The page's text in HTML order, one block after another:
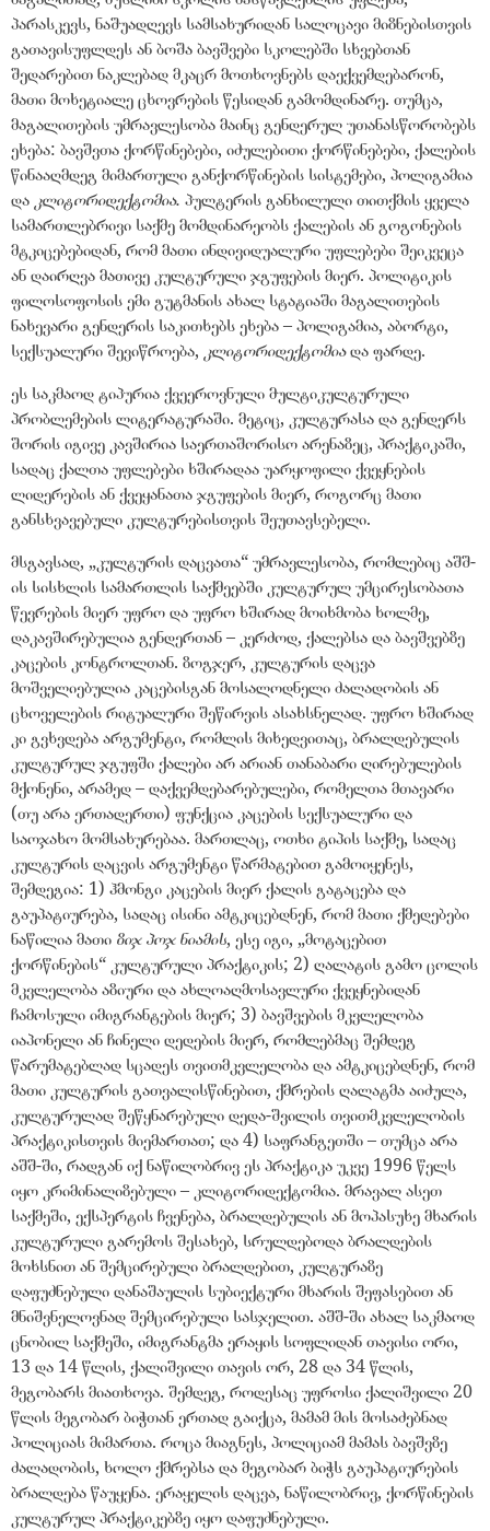
პარასკევს, ნაშუადღევს სამსახურიდან სალოცავი მიზნებისთვის
გათავისუფლდეს ან ბოშა ბავშვები სკოლებში სხვებთან
შედარებით ნაკლებად მკაცრ მოთხოვნებს დაექვემდებარონ,
მათი მოხეტიალე ცხოვრების წესიდან გამომდინარე. თუმცა,
მაგალითების უმრავლესობა მაინც გენდერულ უთანასწორობებს
ეხება: ბავშვთა ქორწინებები, იძულებითი ქორწინებები, ქალების
წინააღმდეგ მიმართული განქორწინების სისტემები, პოლიგამია
დაკლიტორიდექტომია. პულტერის განხილული თითქმის ყველა
სამართლებრივი საქმე მომდინარეობს ქალების ან გოგონების
მტკიცებებიდან, რომ მათი ინდივიდუალური უფლებები შეიკვეცა
ან დაირღვა მათივე კულტურული ჯგუფების მიერ. პოლიტიკის
ფილოსოფოსის ემი გუტმანის ახალ სტატიაში მაგალითების
ნახევარი გენდერის საკითხებს ეხება – პოლიგამია, აბორტი,
სექსუალური შევიწროება, კლიტორიდექტომიადა ფარდე.
ეს საკმაოდ ტიპურია ქვეეროვნული მულტიკულტურული
პრობლემების ლიტერატურაში. მეტიც, კულტურასა და გენდერს
შორის იგივე კავშირია საერთაშორისო არენაზეც, პრაქტიკაში,
სადაც ქალთა უფლებები ხშირადაა უარყოფილი ქვეყნების
ლიდერების ან ქვეყანათა ჯგუფების მიერ, როგორც მათი
განსხვავებული კულტურებისთვის შეუთავსებელი.
მსგავსად, „კულტურის დაცვათა“ უმრავლესობა, რომლებიც აშშ-
ის სისხლის სამართლის საქმეებში კულტურულ უმცირესობათა
წევრების მიერ უფრო და უფრო ხშირად მოიხმობა ხოლმე,
დაკავშირებულია გენდერთან – კერძოდ, ქალებსა და ბავშვებზე
კაცების კონტროლთან. ზოგჯერ, კულტურის დაცვა
მოშველიებულია კაცებისგან მოსალოდნელი ძალადობის ან
ცხოველების რიტუალური შეწირვის ასახსნელად. უფრო ხშირად
კი გვხვდება არგუმენტი, რომლის მიხედვითაც, ბრალდებულის
კულტურულ ჯგუფში ქალები არ არიან თანაბარი ღირებულების
მქონენი, არამედ – დაქვემდებარებულები, რომელთა მთავარი
(თუ არა ერთადერთი) ფუნქცია კაცების სექსუალური და
საოჯახო მომსახურებაა. მართლაც, ოთხი ტიპის საქმე, სადაც
კულტურის დაცვის არგუმენტი წარმატებით გამოიყენეს,
შემდეგია: 1) ჰმონგი კაცების მიერ ქალის გატაცება და
გაუპატიურება, სადაც ისინი ამტკიცებდნენ, რომ მათი ქმედებები
ნაწილია მათი ზიჯ პოჯ ნიამის, ესე იგი, „მოტაცებით
ქორწინების“ კულტურული პრაქტიკის; 2) ღალატის გამო ცოლის
მკვლელობა აზიური და ახლოაღმოსავლური ქვეყნებიდან
ჩამოსული იმიგრანტების მიერ; 3) ბავშვების მკვლელობა
იაპონელი ან ჩინელი დედების მიერ, რომლებმაც შემდეგ
წარუმატებლად სცადეს თვითმკვლელობა და ამტკიცებდნენ, რომ
მათი კულტურის გათვალისწინებით, ქმრების ღალატმა აიძულა,
კულტურულად შეწყნარებული დედა-შვილის თვითმკვლელობის
პრაქტიკისთვის მიემართათ; და 4) საფრანგეთში – თუმცა არა
აშშ-ში, რადგან იქ ნაწილობრივ ეს პრაქტიკა უკვე 1996 წელს
იყო კრიმინალიზებული – კლიტორიდექტომია. მრავალ ასეთ
საქმეში, ექსპერტის ჩვენება, ბრალდებულის ან მოპასუხე მხარის
კულტურული გარემოს შესახებ, სრულდებოდა ბრალდების
მოხსნით ან შემცირებული ბრალდებით, კულტურაზე
დაფუძნებული დანაშაულის სუბიექტური მხარის შეფასებით ან
მნიშვნელოვნად შემცირებული სასჯელით. აშშ-ში ახალ საკმაოდ
ცნობილ საქმეში, იმიგრანტმა ერაყის სოფლიდან თავისი ორი,
13 და 14 წლის, ქალიშვილი თავის ორ, 28 და 34 წლის,
მეგობარს მიათხოვა. შემდეგ, როდესაც უფროსი ქალიშვილი 20
წლის მეგობარ ბიჭთან ერთად გაიქცა, მამამ მის მოსაძებნად
პოლიციას მიმართა. როცა მიაგნეს, პოლიციამ მამას ბავშვზე
ძალადობის, ხოლო ქმრებსა და მეგობარ ბიჭს გაუპატიურების
ბრალდება წაუყენა. ერაყელის დაცვა, ნაწილობრივ, ქორწინების
კულტურულ პრაქტიკებზე იყო დაფუძნებული.